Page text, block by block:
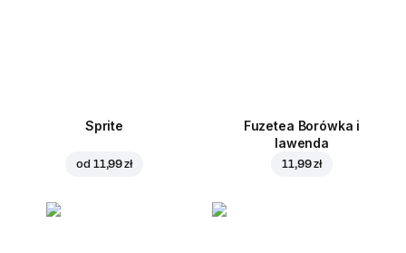
Sprite
od 11,99 zł
Fuzetea Borówka i
lawenda
11,99 zł